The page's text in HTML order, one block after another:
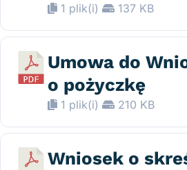
1 plik(i) 137 KB
Umowa do
o pożyczkę
1 plik(i) 210 KB
Wniosek o